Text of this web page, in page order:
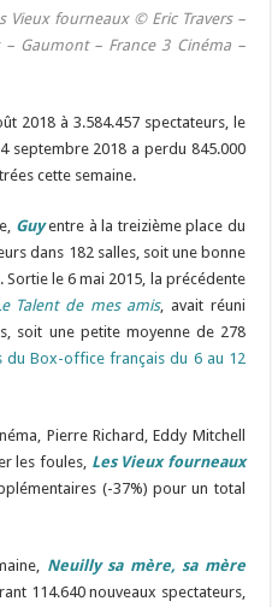
Vieux fourneaux © Eric Travers –
Gaumont – France 3 Cinéma –
2018 à 3.584.457 spectateurs, le
septembre 2018 a perdu 845.000
cette semaine.
Guyentre à la treizième place du
dans 182 salles, soit une bonne
le 6 mai 2015, la précédente
Talent de mes amis, avait réuni
soit une petite moyenne de 278
du Box-office français du 6 au 12
Pierre Richard, Eddy Mitchell
les foules, Les Vieux fourneaux
(-37%) pour un total
Neuilly sa mère, sa mère
114.640 nouveaux spectateurs,